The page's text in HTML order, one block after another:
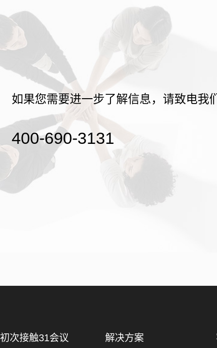
如果您需要进一步了解信息，请致电我
400-690-3131
初次接触31会议 解决方案